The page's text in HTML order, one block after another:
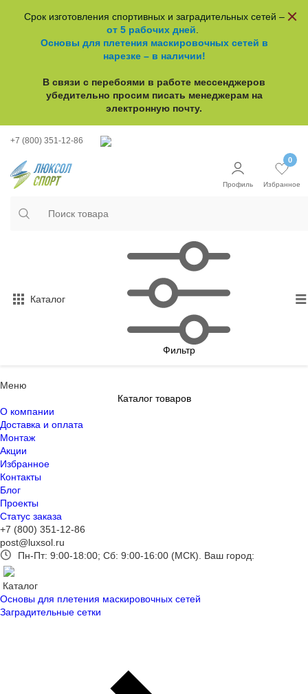
Срок изготовления спортивных и заградительных сетей –
от 5 рабочих дней
Основы для плетения маскировочных сетей в
нарезке – в наличии!
В связи с перебоями в работе мессенджеров
убедительно просим писать менеджерам на
электронную почту.
+7 (800) 351-12-86
Профиль
0
Избранное
Каталог
Фильтр
Меню
Каталог товаров
О компании
Доставка и оплата
Монтаж
Акции
Избранное
Контакты
Блог
Проекты
Статус заказа
+7 (800) 351-12-86
post@luxsol.ru
Пн-Пт: 9:00-18:00; Сб: 9:00-16:00 (МСК). Ваш город:
Каталог
Основы для плетения маскировочных сетей
Заградительные сетки